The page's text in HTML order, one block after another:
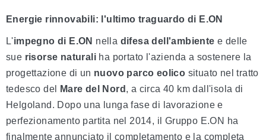
Energie rinnovabili: l'ultimo traguardo di E.ON
L'impegno di E.ON nella difesa dell'ambiente e delle
sue risorse naturali ha portato l'azienda a sostenere la
progettazione di un nuovo parco eolico situato nel tratto
tedesco del
Mare del Nord , a circa 40 km dall'isola di
Helgoland. Dopo una lunga fase di lavorazione e
perfezionamento partita nel 2014, il Gruppo E.ON ha
finalmente annunciato il completamento e la completa